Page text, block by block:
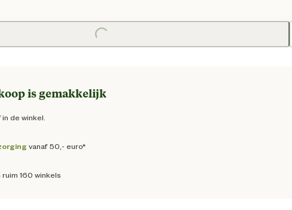
Loading...
is gemakkelijk
de winkel.
vanaf 50,- euro*
160 winkels